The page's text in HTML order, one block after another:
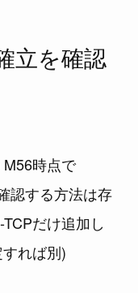
立を確認
時点で
認する方法は存
だけ追加し
れば別)